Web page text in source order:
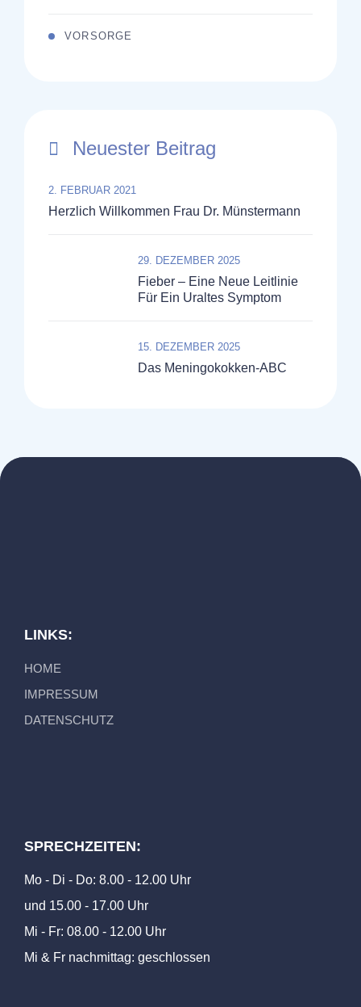
VORSORGE
Neuester Beitrag
Herzlich Willkommen Frau Dr. Münstermann
2. FEBRUAR 2021
Fieber – Eine Neue Leitlinie
Für Ein Uraltes Symptom
29. DEZEMBER 2025
Das Meningokokken-ABC
15. DEZEMBER 2025
LINKS:
HOME
IMPRESSUM
DATENSCHUTZ
SPRECHZEITEN:
Mo - Di - Do: 8.00 - 12.00 Uhr
und 15.00 - 17.00 Uhr
Mi - Fr: 08.00 - 12.00 Uhr
Mi & Fr nachmittag: geschlossen